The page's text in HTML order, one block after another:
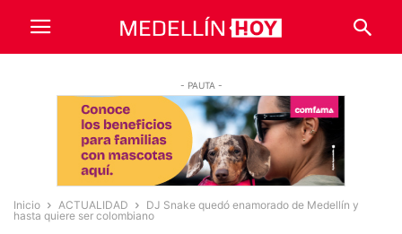
- PAUTA -
Inicio ACTUALIDAD
DJ Snake quedó enamorado de Medellín y
hasta quiere ser colombiano